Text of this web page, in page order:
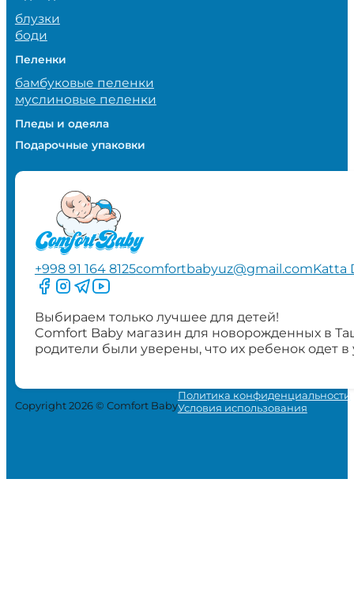
блузки
боди
Пеленки
бамбуковые пеленки
муслиновые пеленки
Пледы и одеяла
Подарочные упаковки
+998 91 164 8125comfortbabyuz@gmail.comKatta
Следите за нами на Facebook
Следите за нами в Instagram
Следите за нами в Telegram
Следите за нами в YouTube
Выбираем только лучшее для детей!
Comfort Baby магазин для новорожденных в
родители были уверены, что их ребенок одет
Copyright 2026 © Comfort Baby
Политика конфиденциальности
Условия использования